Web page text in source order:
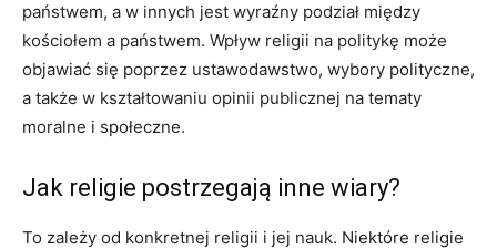
państwem, a w innych jest wyraźny podział między
kościołem a państwem. Wpływ religii na politykę może
objawiać się poprzez ustawodawstwo, wybory polityczne,
a także w kształtowaniu opinii publicznej na tematy
moralne i społeczne.
Jak religie postrzegają inne wiary?
To zależy od konkretnej religii i jej nauk. Niektóre religie